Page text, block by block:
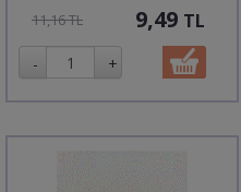
11,16 TL 9,49 TL